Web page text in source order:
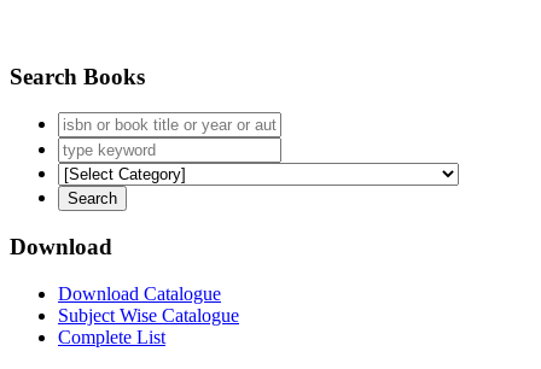
Search Books
Download
Download Catalogue
Subject Wise Catalogue
Complete List